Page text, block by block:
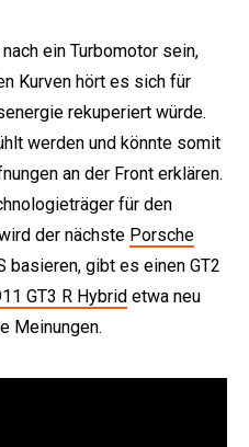
ein Turbomotor sein,
Kurven hört es sich für
rekuperiert würde.
werden und könnte somit
an der Front erklären.
für den
der nächste Porsche
basieren, gibt es einen GT2
GT3 R Hybrid etwa neu
Meinungen.